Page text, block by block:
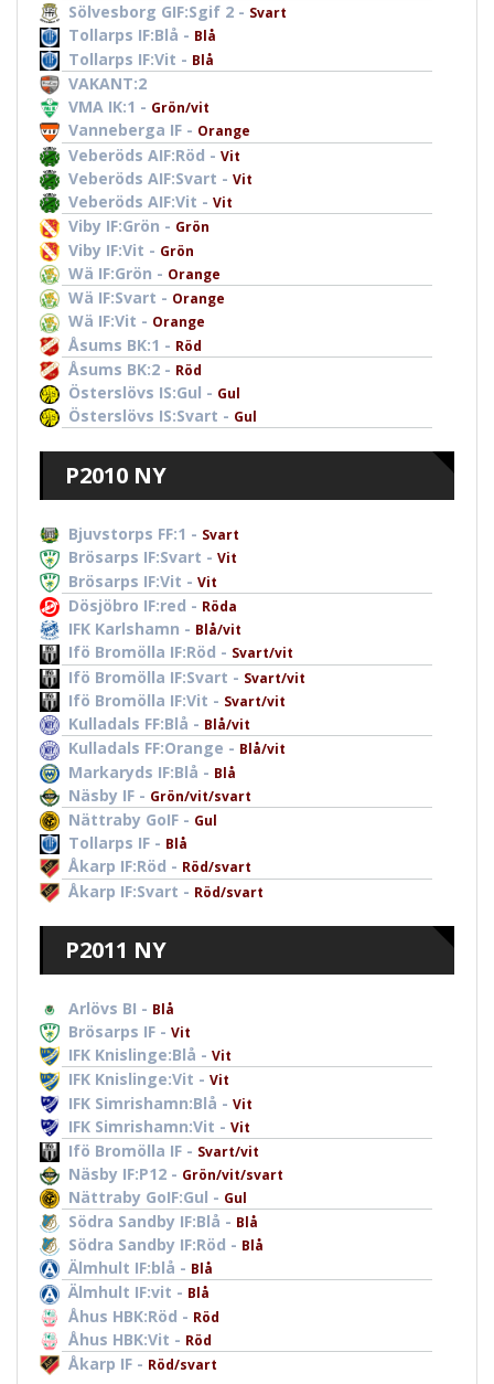
Sölvesborg GIF:Sgif 2 - Svart
Tollarps IF:Blå - Blå
Tollarps IF:Vit - Blå
VAKANT:2
VMA IK:1 - Grön/vit
Vanneberga IF - Orange
Veberöds AIF:Röd - Vit
Veberöds AIF:Svart - Vit
Veberöds AIF:Vit - Vit
Viby IF:Grön - Grön
Viby IF:Vit - Grön
Wä IF:Grön - Orange
Wä IF:Svart - Orange
Wä IF:Vit - Orange
Åsums BK:1 - Röd
Åsums BK:2 - Röd
Österslövs IS:Gul - Gul
Österslövs IS:Svart - Gul
P2010 NY
Bjuvstorps FF:1 - Svart
Brösarps IF:Svart - Vit
Brösarps IF:Vit - Vit
Dösjöbro IF:red - Röda
IFK Karlshamn - Blå/vit
Ifö Bromölla IF:Röd - Svart/vit
Ifö Bromölla IF:Svart - Svart/vit
Ifö Bromölla IF:Vit - Svart/vit
Kulladals FF:Blå - Blå/vit
Kulladals FF:Orange - Blå/vit
Markaryds IF:Blå - Blå
Näsby IF - Grön/vit/svart
Nättraby GoIF - Gul
Tollarps IF - Blå
Åkarp IF:Röd - Röd/svart
Åkarp IF:Svart - Röd/svart
P2011 NY
Arlövs BI - Blå
Brösarps IF - Vit
IFK Knislinge:Blå - Vit
IFK Knislinge:Vit - Vit
IFK Simrishamn:Blå - Vit
IFK Simrishamn:Vit - Vit
Ifö Bromölla IF - Svart/vit
Näsby IF:P12 - Grön/vit/svart
Nättraby GoIF:Gul - Gul
Södra Sandby IF:Blå - Blå
Södra Sandby IF:Röd - Blå
Älmhult IF:blå - Blå
Älmhult IF:vit - Blå
Åhus HBK:Röd - Röd
Åhus HBK:Vit - Röd
Åkarp IF - Röd/svart